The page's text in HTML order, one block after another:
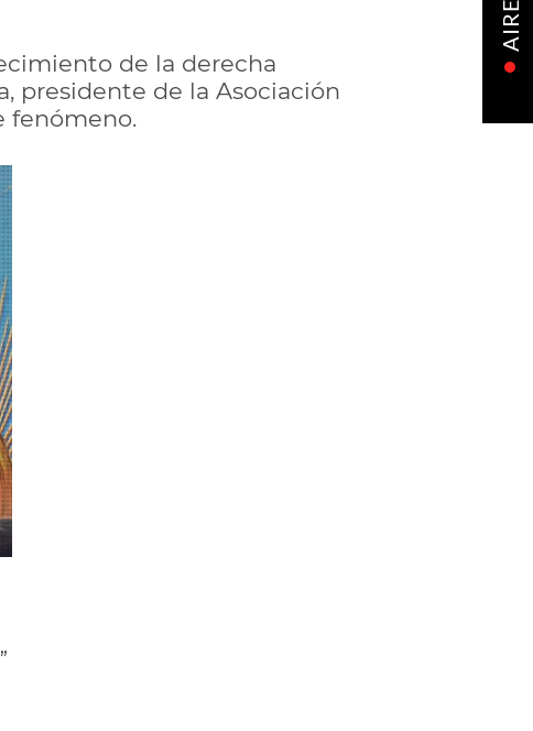
de la derecha
presidente de la Asociación
fenómeno.
AIRE